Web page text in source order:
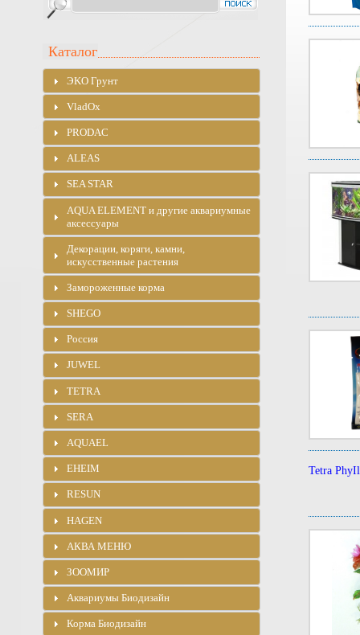
Tetra
Каталог
ЭKO Грунт
VladOx
PRODAC
ALEAS
SEA STAR
AQUA ELEMENT и другие аквариумные
аксессуары
Декорации, коряги, камни,
искусственные растения
Замороженные корма
SHEGO
Россия
JUWEL
TETRA
SERA
AQUAEL
EHEIM
RESUN
HAGEN
АКВА МЕНЮ
ЗООМИР
Аквариумы Биодизайн
Корма Биодизайн